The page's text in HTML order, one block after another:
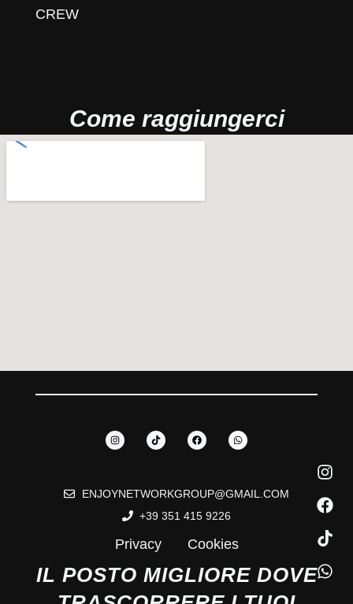
CREW
Come raggiungerci
ENJOYNETWORKGROUP@GMAIL.COM
+39 351 415 9226
Privacy Cookies
IL POSTO MIGLIORE DOVE